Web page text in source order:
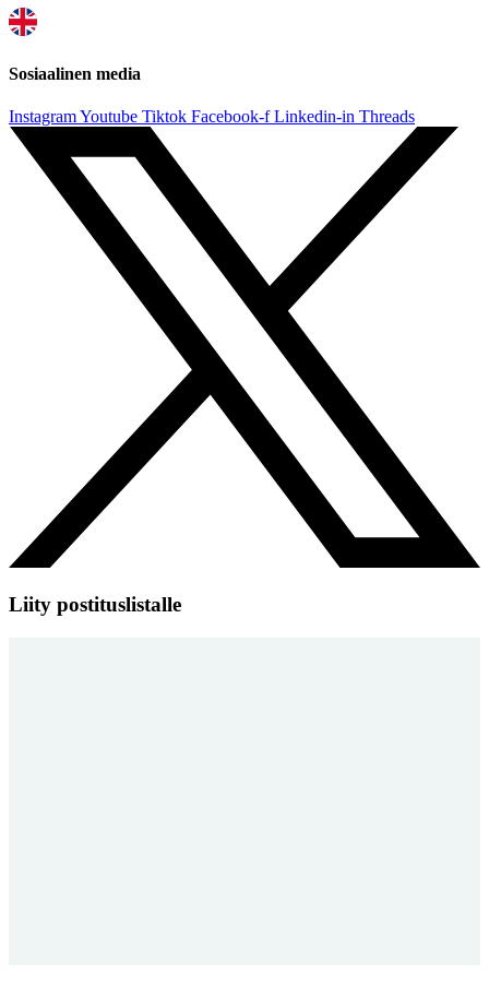
Sosiaalinen media
InstagramYoutube Tiktok Facebook-f Linkedin-in Threads
Liity postituslistalle